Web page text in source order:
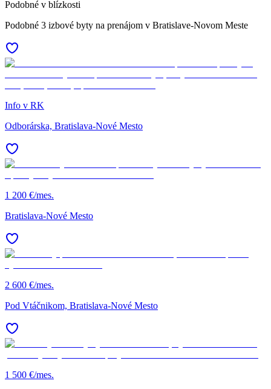
Podobné v blízkosti
Podobné 3 izbové byty na prenájom v Bratislave-Novom Meste
Info v RK
Odborárska, Bratislava-Nové Mesto
1 200 €/mes.
Bratislava-Nové Mesto
2 600 €/mes.
Pod Vtáčnikom, Bratislava-Nové Mesto
1 500 €/mes.